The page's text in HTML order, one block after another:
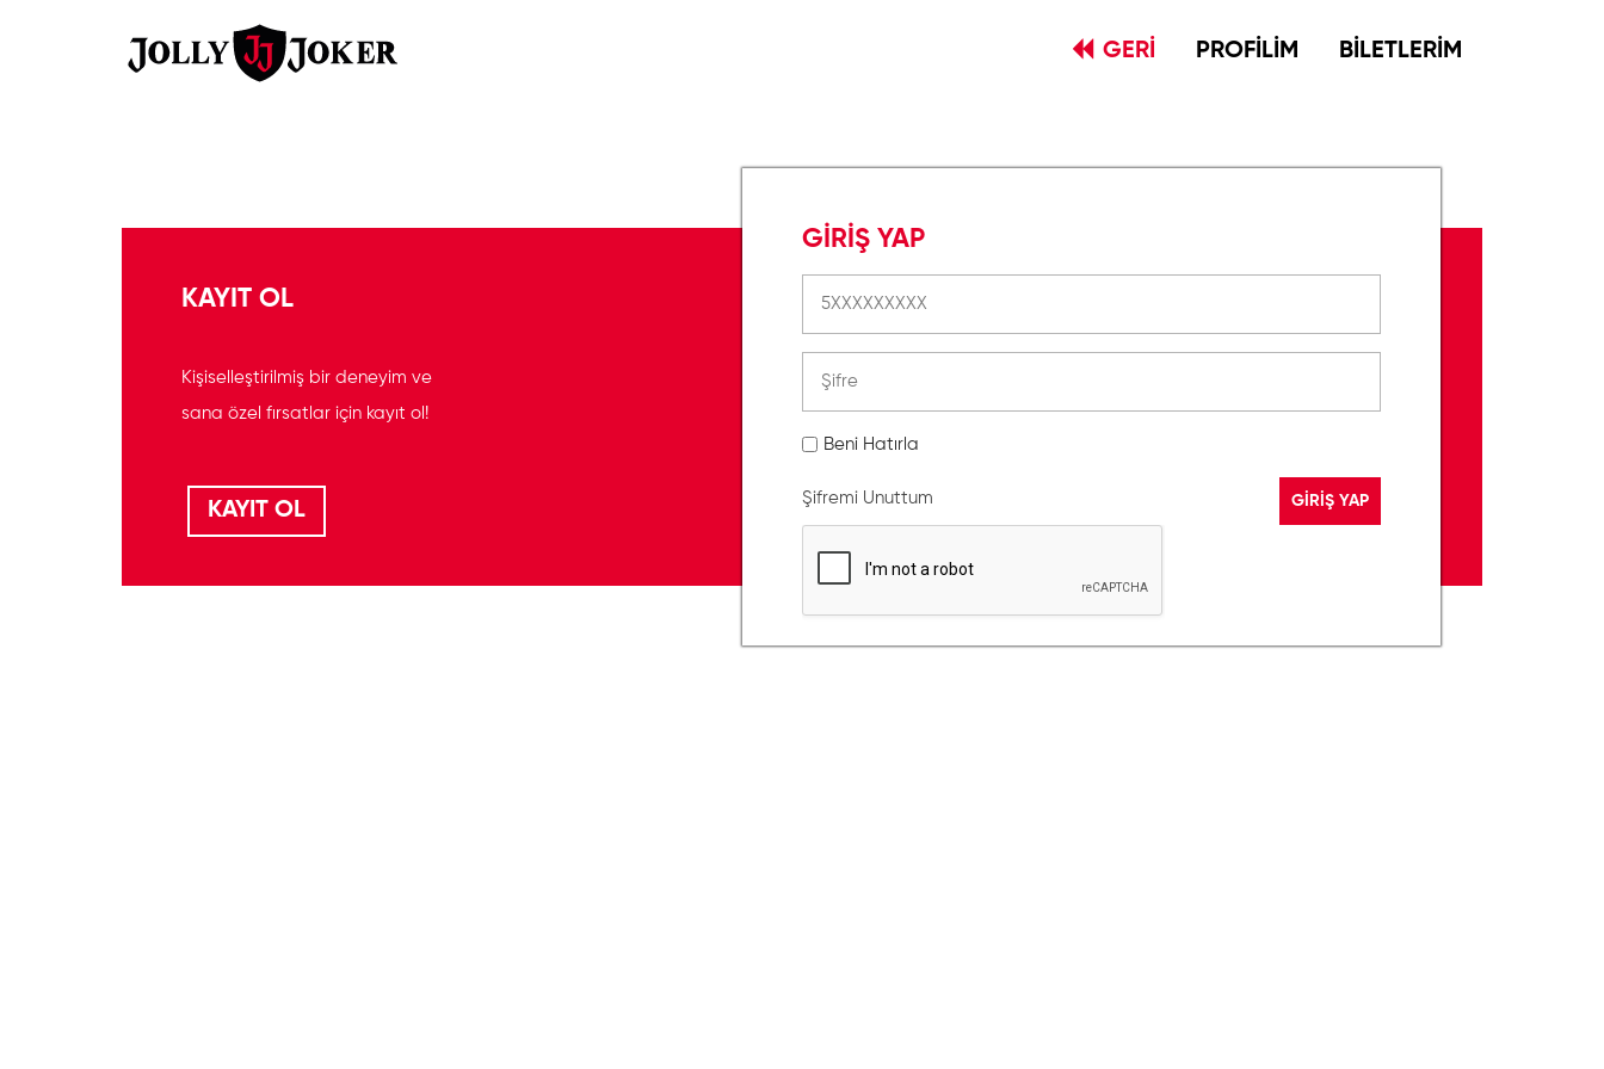
GERİ PROFİLİM BİLETLERİM
GİRİŞ YAP
Beni Hatırla
Şifremi Unuttum
KAYIT OL
Kişiselleştirilmiş bir deneyim ve
sana özel fırsatlar için kayıt ol!
KAYIT OL